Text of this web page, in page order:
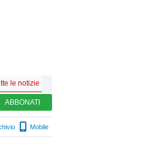
le notizie
ABBONATI
Mobile